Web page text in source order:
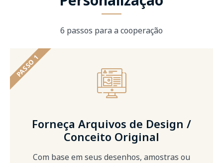
6 passos para a cooperação
Forneça Arquivos de Design /
Conceito Original
Com base em seus desenhos, amostras ou
PASSO 1